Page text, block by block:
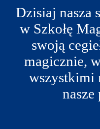
Dzisiaj nasza
w Szkołę
swoją
magicznie,
wszystkimi